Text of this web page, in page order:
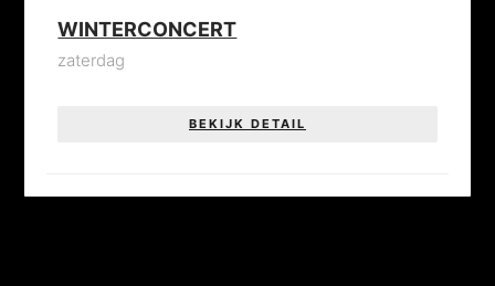
WINTERCONCERT
zaterdag
BEKIJK DETAIL